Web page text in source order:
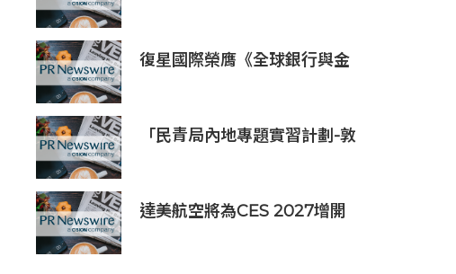
復星國際榮膺《全球銀行與金
際權威認可
「民青局內地專題實習計劃-敦
達美航空將為CES 2027增開